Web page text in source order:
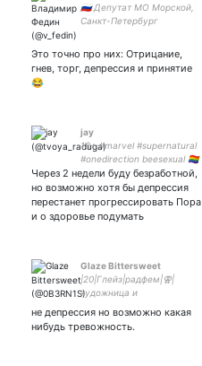
🇷🇺 Депутат МО Морской,
Санкт-Петербург
Это точно про них: Отрицание,
гнев, торг, депрессия и принятие
😂
jay
18+ #marvel #supernatural
#onedirection beesexual 🏳️‍🌈
русский/english/italiano
Через 2 недели буду безработной,
но возможно хотя бы депрессия
перестанет прогрессировать Пора
и о здоровье подумать
Glaze Bittersweet
|20|Глейз|радфем|⚢|
художница и
вебкомикс -
не депрессия но возможно какая
нибудь тревожность.